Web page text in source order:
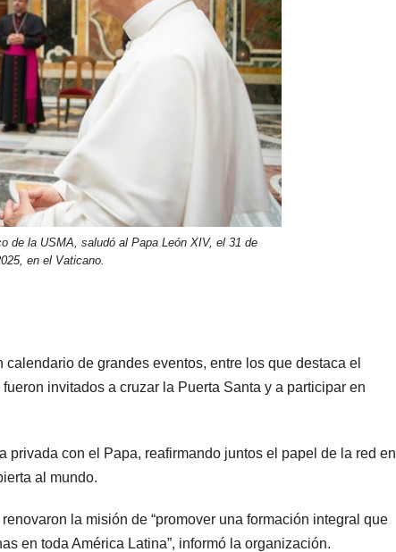
de la USMA, saludó al Papa León XIV, el 31 de
en el Vaticano.
de grandes eventos, entre los que destaca el
invitados a cruzar la Puerta Santa y a participar en
privada con el Papa, reafirmando juntos el papel de la red en
al mundo.
la misión de “promover una formación integral que
en toda América Latina”, informó la organización.